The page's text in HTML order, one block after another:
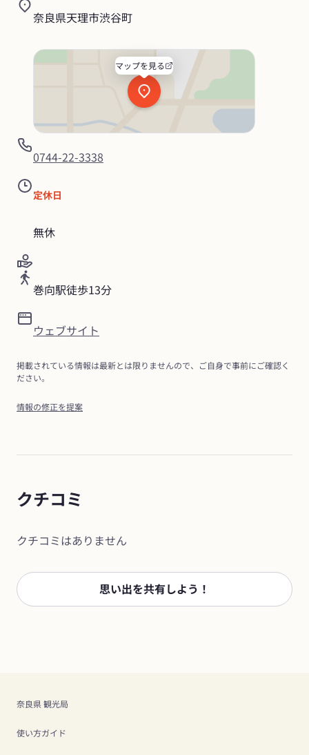
奈良県天理市渋谷町
マップを見る
0744-22-3338
定休日
無休
巻向駅徒歩13分
ウェブサイト
掲載されている情報は最新とは限りませんので、ご自身で事前にご確認く
ださい。
情報の修正を提案
クチコミ
クチコミはありません
思い出を共有しよう！
奈良県 観光局
使い方ガイド